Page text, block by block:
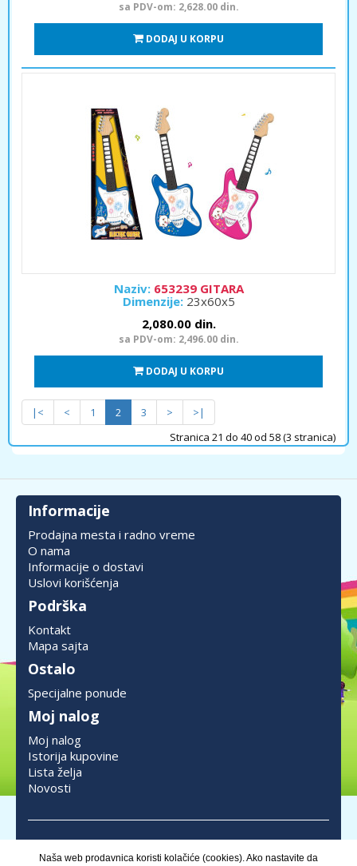
sa PDV-om: 2,628.00 din.
DODAJ U KORPU
Naziv: 653239 GITARA
Dimenzije: 23x60x5
2,080.00 din.
sa PDV-om: 2,496.00 din.
DODAJ U KORPU
|< < 1 2 3 >
>|
Stranica 21 do 40 od 58 (3 stranica)
Informacije
Prodajna mesta i radno vreme
O nama
Informacije o dostavi
Uslovi korišćenja
Podrška
Kontakt
Mapa sajta
Ostalo
Specijalne ponude
Moj nalog
Moj nalog
Istorija kupovine
Lista želja
Novosti
garantovati da su sve informacije kompletne i bez grešaka.
Naša web prodavnica koristi kolačiće (cookies). Ako nastavite da